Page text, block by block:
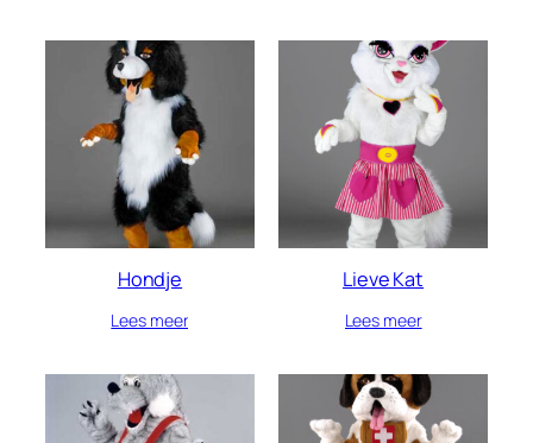
Hondje
Lees meer
Lieve Kat
Lees meer